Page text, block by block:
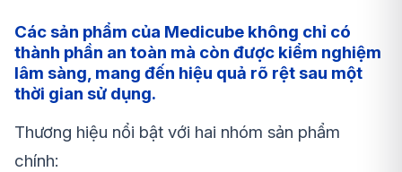
Các sản phẩm của Medicube không chỉ có
thành phần an toàn mà còn được kiểm nghiệm
lâm sàng, mang đến hiệu quả rõ rệt sau một
thời gian sử dụng.
Thương hiệu nổi bật với hai nhóm sản phẩm
chính: